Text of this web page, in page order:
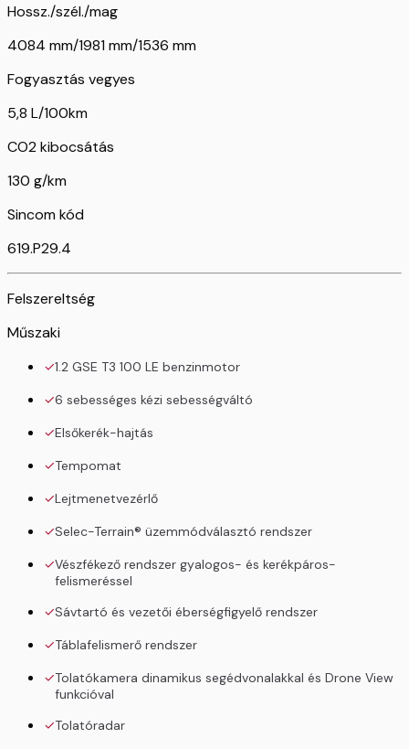
Hossz./szél./mag
4084 mm/1981 mm/1536 mm
Fogyasztás vegyes
5,8 L/100km
CO2 kibocsátás
130 g/km
Sincom kód
619.P29.4
Felszereltség
Műszaki
1.2 GSE T3 100 LE benzinmotor
6 sebességes kézi sebességváltó
Elsőkerék-hajtás
Tempomat
Lejtmenetvezérlő
Selec-Terrain® üzemmódválasztó rendszer
Vészfékező rendszer gyalogos- és kerékpáros-
felismeréssel
Sávtartó és vezetői éberségfigyelő rendszer
Táblafelismerő rendszer
Tolatókamera dinamikus segédvonalakkal és Drone View
funkcióval
Tolatóradar